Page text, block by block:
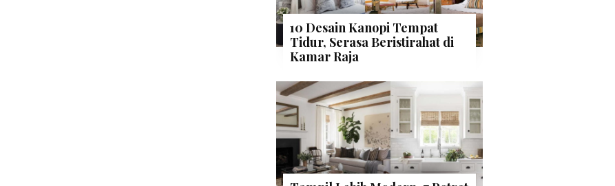
10 Desain Kanopi Tempat
Tidur, Serasa Beristirahat di
Kamar Raja